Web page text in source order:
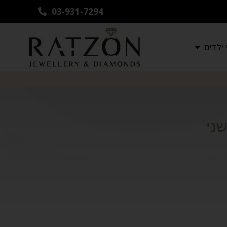
03-931-7294
ילדים